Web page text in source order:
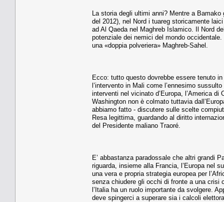
La storia degli ultimi anni? Mentre a
del 2012), nel Nord i tuareg storicamente
ad Al Qaeda nel Maghreb Islamico. Il Nord
potenziale dei nemici del mondo
una «doppia polveriera» Maghreb-Sahel.
Ecco: tutto questo dovrebbe essere tenuto
l’intervento in Mali come l’ennesimo
interventi nel vicinato d’Europa, l’America
Washington non è colmato tuttavia
abbiamo fatto - discutere sulle scelte
Resa legittima, guardando al diritto
del Presidente maliano Traoré.
E’ abbastanza paradossale che altri grandi
riguarda, insieme alla Francia, l’Europa nel
una vera e propria strategia europea per
senza chiudere gli occhi di fronte a una crisi
l’Italia ha un ruolo importante da svolgere.
deve spingerci a superare sia i calcoli